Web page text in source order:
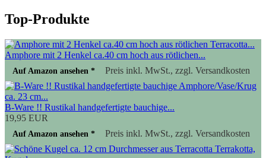
Top-Produkte
Amphore mit 2 Henkel ca.40 cm hoch aus rötlichen...
Auf Amazon ansehen * Preis inkl. MwSt., zzgl. Versandkosten
B-Ware !! Rustikal handgefertigte bauchige...
19,95 EUR
Auf Amazon ansehen * Preis inkl. MwSt., zzgl. Versandkosten